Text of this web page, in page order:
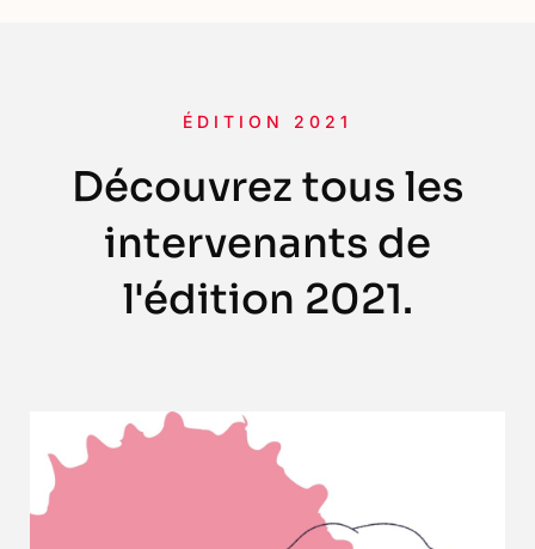
ÉDITION 2021
Découvrez tous les
intervenants de
l'édition 2021.